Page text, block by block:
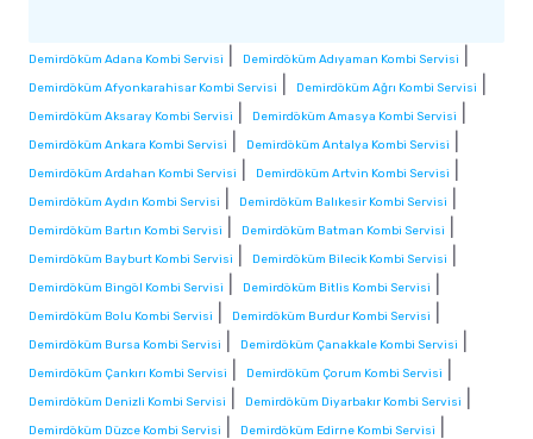
Demirdöküm Adana Kombi Servisi Demirdöküm Adıyaman Kombi Servisi
Demirdöküm Afyonkarahisar Kombi Servisi Demirdöküm Ağrı Kombi Servisi
Demirdöküm Aksaray Kombi Servisi Demirdöküm Amasya Kombi Servisi
Demirdöküm Ankara Kombi Servisi Demirdöküm Antalya Kombi Servisi
Demirdöküm Ardahan Kombi Servisi Demirdöküm Artvin Kombi Servisi
Demirdöküm Aydın Kombi Servisi Demirdöküm Balıkesir Kombi Servisi
Demirdöküm Bartın Kombi Servisi Demirdöküm Batman Kombi Servisi
Demirdöküm Bayburt Kombi Servisi Demirdöküm Bilecik Kombi Servisi
Demirdöküm Bingöl Kombi Servisi Demirdöküm Bitlis Kombi Servisi
Demirdöküm Bolu Kombi Servisi Demirdöküm Burdur Kombi Servisi
Demirdöküm Bursa Kombi Servisi Demirdöküm Çanakkale Kombi Servisi
Demirdöküm Çankırı Kombi Servisi Demirdöküm Çorum Kombi Servisi
Demirdöküm Denizli Kombi Servisi Demirdöküm Diyarbakır Kombi Servisi
Demirdöküm Düzce Kombi Servisi Demirdöküm Edirne Kombi Servisi